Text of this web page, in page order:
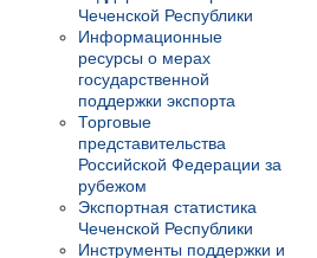
Чеченской Республики
Информационные
ресурсы о мерах
государственной
поддержки экспорта
Торговые
представительства
Российской Федерации за
рубежом
Экспортная статистика
Чеченской Республики
Инструменты поддержки и